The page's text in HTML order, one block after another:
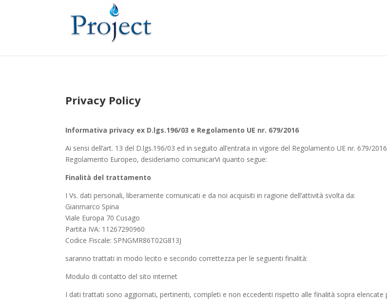
Privacy Policy
Informativa privacy ex D.lgs.196/03 e Regolamento UE nr. 679/2016
Ai sensi dell’art. 13 del D.lgs.196/03 ed in seguito all’entrata in vigore del Regolamento UE nr. 679/
Regolamento Europeo, desideriamo comunicarVi quanto segue:
Finalità del trattamento
I Vs. dati personali, liberamente comunicati e da noi acquisiti in ragione dell’attività svolta da:
Gianmarco Spina
Viale Europa 70 Cusago
Partita IVA: 11267290960
Codice Fiscale: SPNGMR86T02G813J
saranno trattati in modo lecito e secondo correttezza per le seguenti finalità:
Modulo di contatto del sito internet
I dati trattati sono aggiornati, pertinenti, completi e non eccedenti rispetto alle finalità sopra